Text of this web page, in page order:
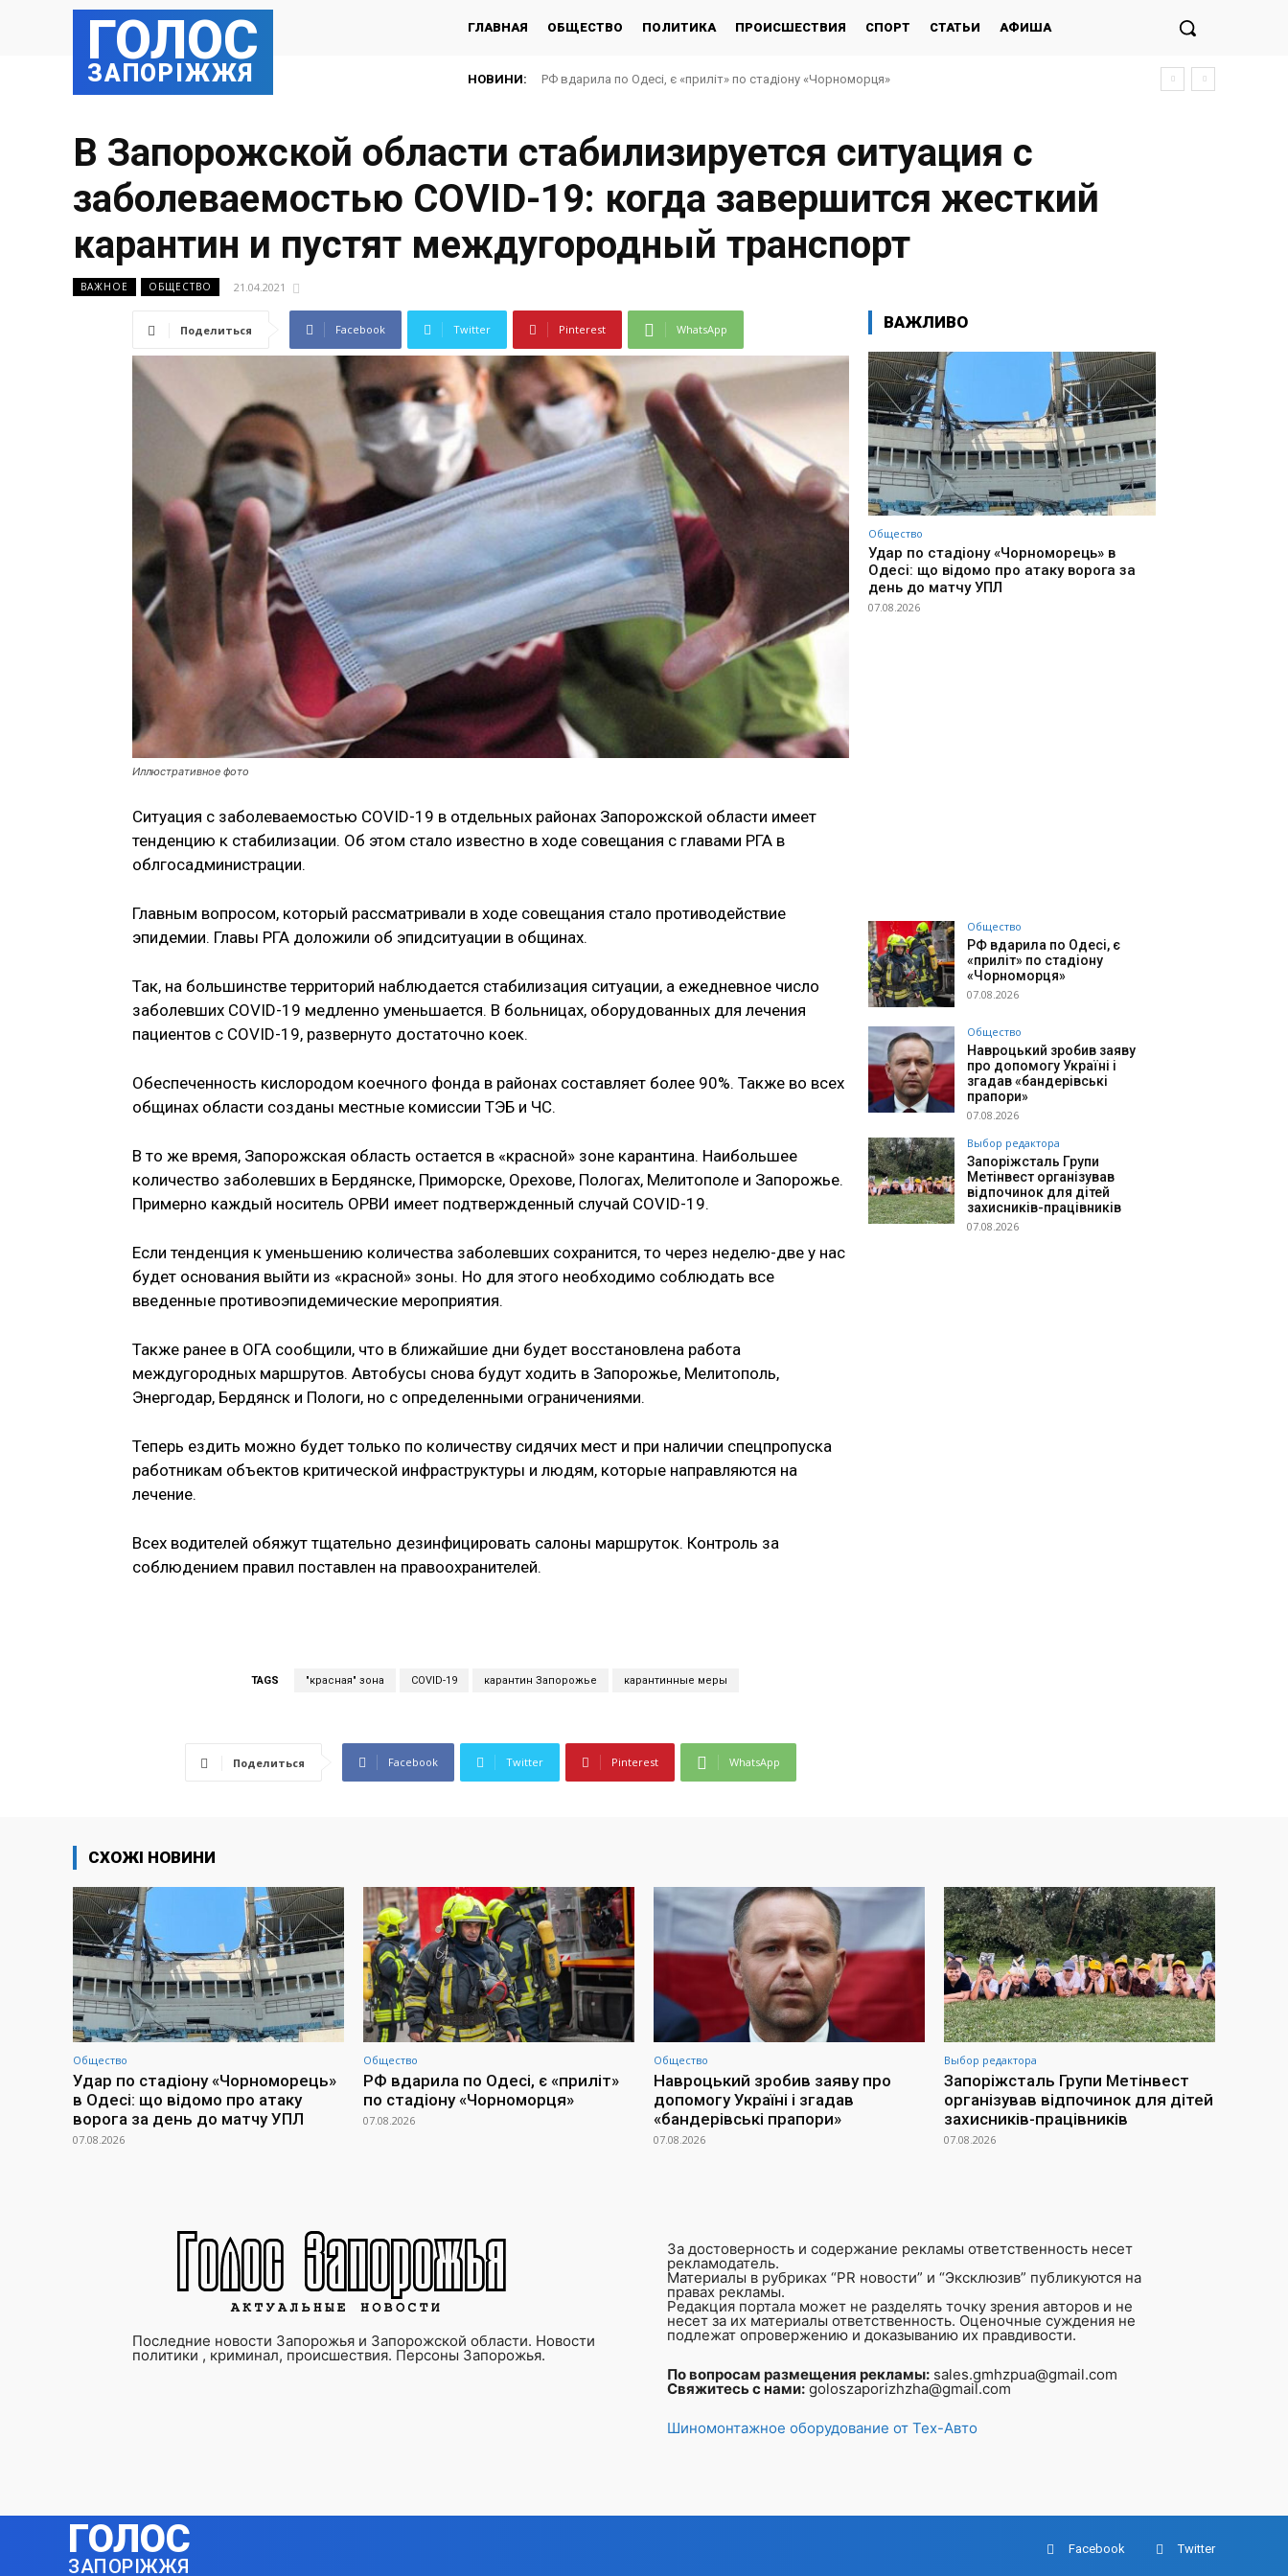
ГОЛОС
ЗАПОРІЖЖЯ
ГЛАВНАЯ ОБЩЕСТВО ПОЛИТИКА ПРОИСШЕСТВИЯ СПОРТ СТАТЬИ АФИША
НОВИНИ: РФ вдарила по Одесі, є «приліт» по стадіону «Чорноморця»
В Запорожской области стабилизируется ситуация с
заболеваемостью COVID-19: когда завершится жесткий
карантин и пустят междугородный транспорт
ВАЖНОЕ ОБЩЕСТВО 21.04.2021
Поделиться Facebook Twitter Pinterest WhatsApp
Иллюстративное фото
Ситуация с заболеваемостью COVID-19 в отдельных районах Запорожской области имеет
тенденцию к стабилизации. Об этом стало известно в ходе совещания с главами РГА в
облгосадминистрации.
Главным вопросом, который рассматривали в ходе совещания стало противодействие
эпидемии. Главы РГА доложили об эпидситуации в общинах.
Так, на большинстве территорий наблюдается стабилизация ситуации, а ежедневное число
заболевших COVID-19 медленно уменьшается. В больницах, оборудованных для лечения
пациентов с COVID-19, развернуто достаточно коек.
Обеспеченность кислородом коечного фонда в районах составляет более 90%. Также во всех
общинах области созданы местные комиссии ТЭБ и ЧС.
В то же время, Запорожская область остается в «красной» зоне карантина. Наибольшее
количество заболевших в Бердянске, Приморске, Орехове, Пологах, Мелитополе и Запорожье.
Примерно каждый носитель ОРВИ имеет подтвержденный случай COVID-19.
Если тенденция к уменьшению количества заболевших сохранится, то через неделю-две у нас
будет основания выйти из «красной» зоны. Но для этого необходимо соблюдать все
введенные противоэпидемические мероприятия.
Также ранее в ОГА сообщили, что в ближайшие дни будет восстановлена работа
междугородных маршрутов. Автобусы снова будут ходить в Запорожье, Мелитополь,
Энергодар, Бердянск и Пологи, но с определенными ограничениями.
Теперь ездить можно будет только по количеству сидячих мест и при наличии спецпропуска
работникам объектов критической инфраструктуры и людям, которые направляются на
лечение.
Всех водителей обяжут тщательно дезинфицировать салоны маршруток. Контроль за
соблюдением правил поставлен на правоохранителей.
TAGS "красная" зона COVID-19 карантин Запорожье карантинные меры
Поделиться Facebook Twitter Pinterest WhatsApp
ВАЖЛИВО
Общество
Удар по стадіону «Чорноморець» в
Одесі: що відомо про атаку ворога за
день до матчу УПЛ
07.08.2026
Общество
РФ вдарила по Одесі, є
«приліт» по стадіону
«Чорноморця»
07.08.2026
Общество
Навроцький зробив заяву
про допомогу Україні і
згадав «бандерівські
прапори»
07.08.2026
Выбор редактора
Запоріжсталь Групи
Метінвест організував
відпочинок для дітей
захисників-працівників
07.08.2026
СХОЖІ НОВИНИ
Общество
Удар по стадіону «Чорноморець»
в Одесі: що відомо про атаку
ворога за день до матчу УПЛ
07.08.2026
Общество
РФ вдарила по Одесі, є «приліт»
по стадіону «Чорноморця»
07.08.2026
Общество
Навроцький зробив заяву про
допомогу Україні і згадав
«бандерівські прапори»
07.08.2026
Выбор редактора
Запоріжсталь Групи Метінвест
організував відпочинок для дітей
захисників-працівників
07.08.2026
Последние новости Запорожья и Запорожской области. Новости
политики , криминал, происшествия. Персоны Запорожья.
За достоверность и содержание рекламы ответственность несет
рекламодатель.
Материалы в рубриках “PR новости” и “Эксклюзив” публикуются на
правах рекламы.
Редакция портала может не разделять точку зрения авторов и не
несет за их материалы ответственность. Оценочные суждения не
подлежат опровержению и доказыванию их правдивости.
По вопросам размещения рекламы: sales.gmhzpua@gmail.com
Свяжитесь с нами: goloszaporizhzha@gmail.com
Шиномонтажное оборудование от Тех-Авто
ГОЛОС
ЗАПОРІЖЖЯ
Facebook Twitter